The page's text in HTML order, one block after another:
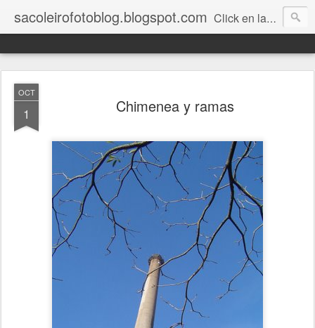
sacoleirofotoblog.blogspot.com Click en las fotos para agrandar.
OCT
1 Chimenea y ramas